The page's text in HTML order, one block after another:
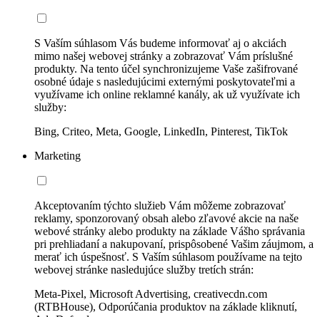
S Vaším súhlasom Vás budeme informovať aj o akciách
mimo našej webovej stránky a zobrazovať Vám príslušné
produkty. Na tento účel synchronizujeme Vaše zašifrované
osobné údaje s nasledujúcimi externými poskytovateľmi a
využívame ich online reklamné kanály, ak už využívate ich
služby:
Bing, Criteo, Meta, Google, LinkedIn, Pinterest, TikTok
Marketing
Akceptovaním týchto služieb Vám môžeme zobrazovať
reklamy, sponzorovaný obsah alebo zľavové akcie na naše
webové stránky alebo produkty na základe Vášho správania
pri prehliadaní a nakupovaní, prispôsobené Vašim záujmom, a
merať ich úspešnosť. S Vaším súhlasom používame na tejto
webovej stránke nasledujúce služby tretích strán:
Meta-Pixel, Microsoft Advertising, creativecdn.com
(RTBHouse), Odporúčania produktov na základe kliknutí,